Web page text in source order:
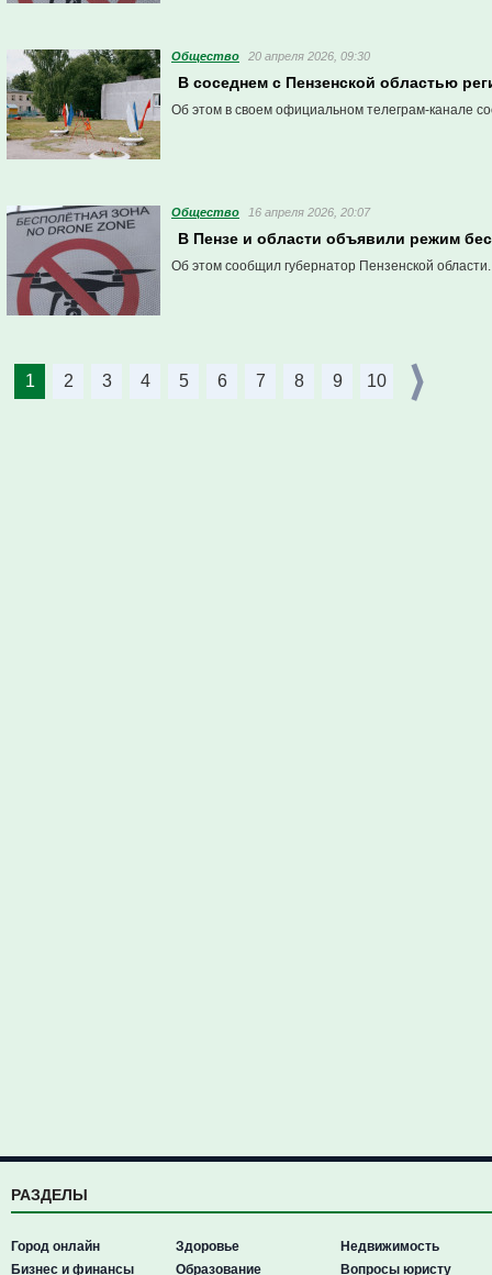
Общество 20 апреля 2026, 09:30
В соседнем с Пензенской областью
Об этом в своем официальном телеграм-канале
Общество 16 апреля 2026, 20:07
В Пензе и области объявили режим
Об этом сообщил губернатор Пензенской области.
1 2 3 4 5 6 7 8 9 10
РАЗДЕЛЫ
Город онлайн
Бизнес и финансы
Здоровье
Образование
Недвижимость
Вопросы юристу